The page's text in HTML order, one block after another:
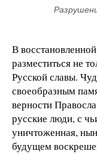
В
разместиться не
Русской славы.
своеобразным
верности
русские люди, с
уничтоженная,
будущем